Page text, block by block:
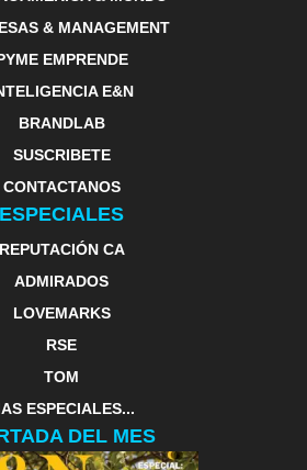
& MANAGEMENT
EMPRENDE
E&N
BRANDLAB
SUSCRIBETE
CONTACTANOS
ESPECIALES
REPUTACIÓN CA
ADMIRADOS
LOVEMARKS
RSE
TOM
ESPECIALES...
DEL MES